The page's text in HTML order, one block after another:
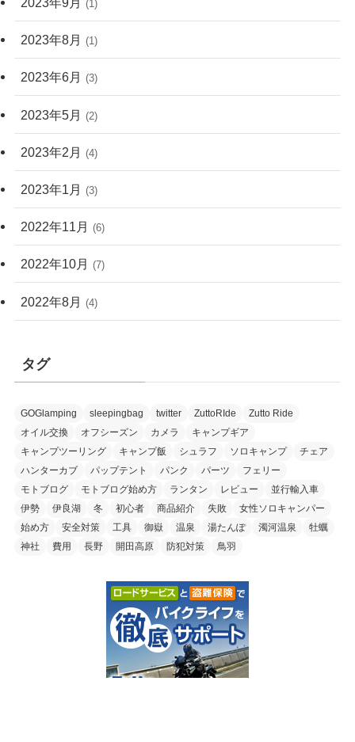
(1)
2023年8月 (1)
2023年6月 (3)
2023年5月 (2)
2023年2月 (4)
2023年1月 (3)
2022年11月 (6)
2022年10月 (7)
2022年8月 (4)
タグ
GOGlamping sleepingbag twitter ZuttoRIde
Zutto Ride
オイル交換
オフシーズン カメラ
キャンプギア
キャンプツーリング
キャンプ飯 シュラフ ソロキャンプ
チェア
ハンターカブ
パップテント パンク パーツ
フェリー
モトブログ
モトブログ始め方 ランタン レビュー
並行輸入車
伊勢
伊良湖 冬 初心者 商品紹介 失敗
女性ソロキャンパー
始め方
安全対策 工具 御嶽 温泉 湯たんぽ 濁河温泉
牡蠣
神社
費用 長野 開田高原 防犯対策 鳥羽